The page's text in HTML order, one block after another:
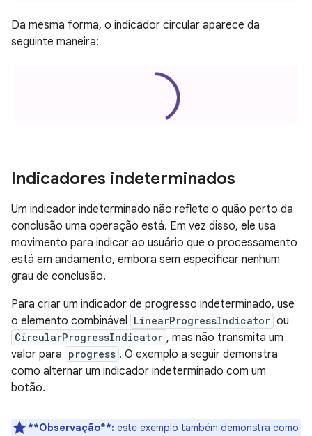
Da mesma forma, o indicador circular aparece da
seguinte maneira:
Indicadores indeterminados
Um indicador indeterminado não reflete o quão perto da
conclusão uma operação está. Em vez disso, ele usa
movimento para indicar ao usuário que o processamento
está em andamento, embora sem especificar nenhum
grau de conclusão.
Para criar um indicador de progresso indeterminado, use
o elemento combinável
LinearProgressIndicator ou
CircularProgressIndicator , mas não transmita um
valor para progress . O exemplo a seguir demonstra
como alternar um indicador indeterminado com um
botão.
**Observação**: este exemplo também demonstra como